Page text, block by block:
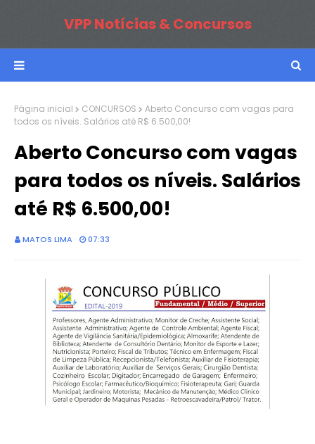
VPP Notícias & Concursos
Página inicial CONCURSOS
Aberto Concurso com vagas para
todos os níveis. Salários até R$ 6.500,00!
Aberto Concurso com vagas
para todos os níveis. Salários
até R$ 6.500,00!
MATOS LIMA 07:33